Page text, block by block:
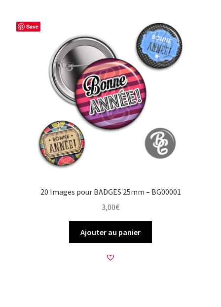
Save
20 Images pour BADGES 25mm – BG00001
3,00€
Ajouter au panier